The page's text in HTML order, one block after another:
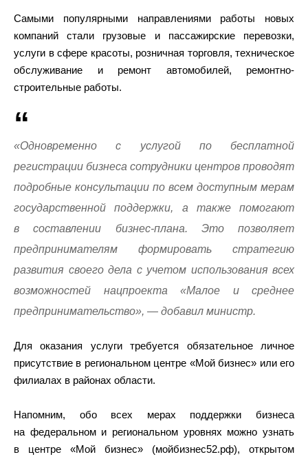
Самыми популярными направлениями работы новых
компаний стали грузовые и пассажирские перевозки,
услуги в сфере красоты, розничная торговля, техническое
обслуживание и ремонт автомобилей, ремонтно-
строительные работы.
«Одновременно с услугой по бесплатной
регистрации бизнеса сотрудники центров проводят
подробные консультации по всем доступным мерам
государственной поддержки, а также помогают
в составлении бизнес-плана. Это позволяет
предпринимателям формировать стратегию
развития своего дела с учетом использования всех
возможностей нацпроекта «Малое и среднее
предпринимательство», — добавил министр.
Для оказания услуги требуется обязательное личное
присутствие в региональном центре «Мой бизнес» или его
филиалах в районах области.
Напомним, обо всех мерах поддержки бизнеса
на федеральном и региональном уровнях можно узнать
в центре «Мой бизнес» (мойбизнес52.рф), открытом